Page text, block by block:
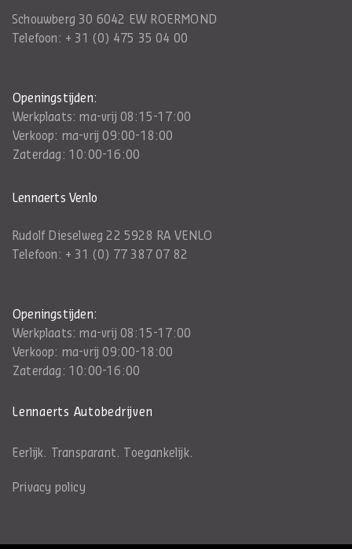
Schouwberg 30 6042 EW ROERMOND
Telefoon: + 31 (0) 475 35 04 00
Openingstijden:
Werkplaats: ma-vrij 08:15-17:00
Verkoop: ma-vrij 09:00-18:00
Zaterdag: 10:00-16:00
Lennaerts Venlo
Rudolf Dieselweg 22 5928 RA VENLO
Telefoon: + 31 (0) 77 387 07 82
Openingstijden:
Werkplaats: ma-vrij 08:15-17:00
Verkoop: ma-vrij 09:00-18:00
Zaterdag: 10:00-16:00
Lennaerts Autobedrijven
Eerlijk. Transparant. Toegankelijk.
Privacy policy